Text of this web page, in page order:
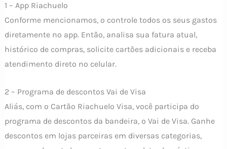
1 – App Riachuelo
Conforme mencionamos, o controle todos os seus gastos
diretamente no app. Então, analisa sua fatura atual,
histórico de compras, solicite cartões adicionais e receba
atendimento direto no celular.
2 – Programa de descontos Vai de Visa
Aliás, com o Cartão Riachuelo Visa, você participa do
programa de descontos da bandeira, o Vai de Visa. Ganhe
descontos em lojas parceiras em diversas categorias,